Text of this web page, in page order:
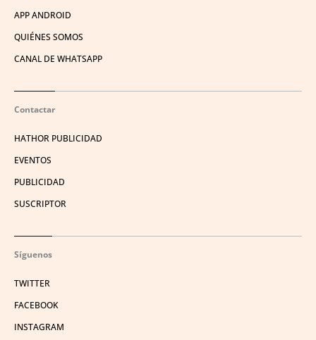
APP ANDROID
QUIÉNES SOMOS
CANAL DE WHATSAPP
Contactar
HATHOR PUBLICIDAD
EVENTOS
PUBLICIDAD
SUSCRIPTOR
Síguenos
TWITTER
FACEBOOK
INSTAGRAM